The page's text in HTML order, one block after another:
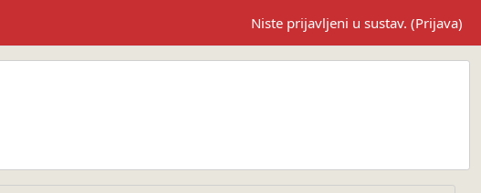
Niste prijavljeni u sustav. (Prijava)